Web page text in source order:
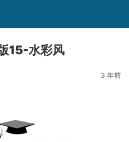
15-水彩风
3 年前